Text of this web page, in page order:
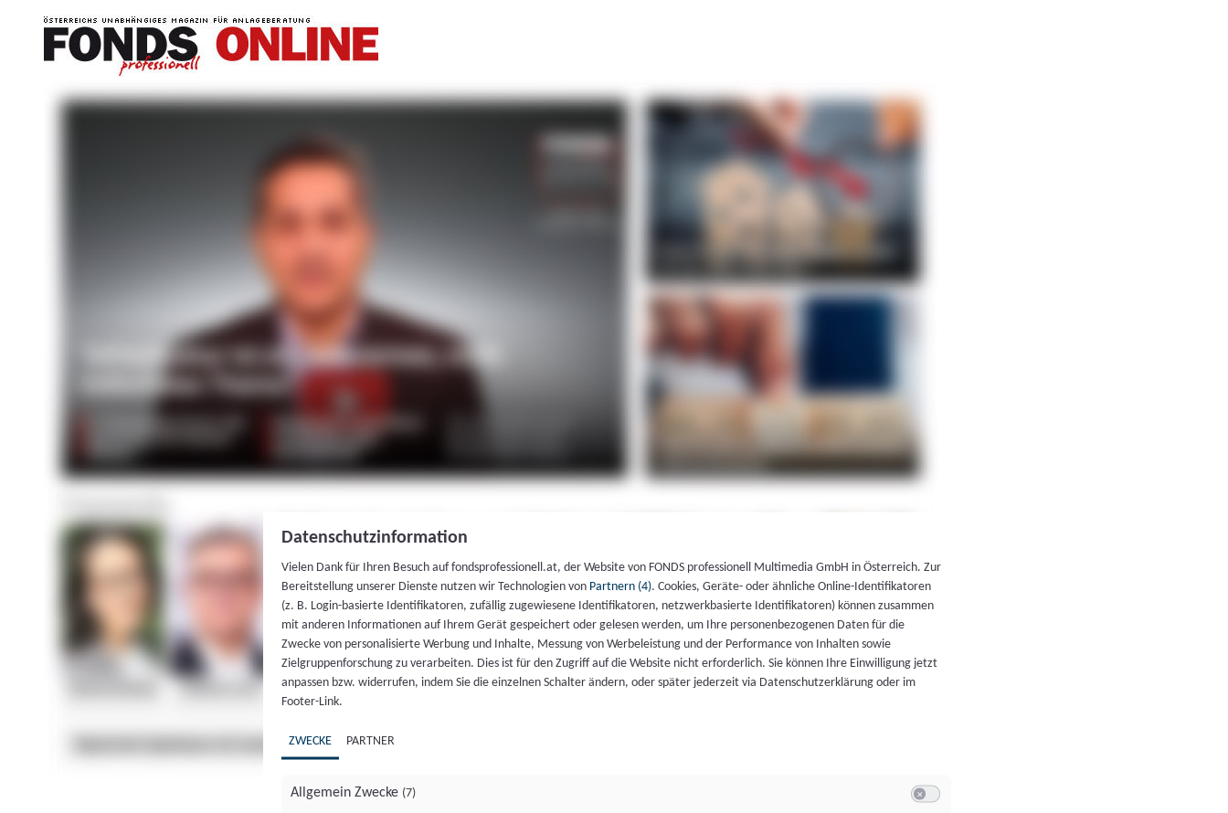
Datenschutzinformation
Vielen Dank für Ihren Besuch auf fondsprofessionell.at, der Website von FONDS professionell Multimedia GmbH in Österreich. Zur
Bereitstellung unserer Dienste nutzen wir Technologien von Partnern (4). Cookies, Geräte- oder ähnliche Online-Identifikatoren
(z. B. Login-basierte Identifikatoren, zufällig zugewiesene Identifikatoren, netzwerkbasierte Identifikatoren) können zusammen
mit anderen Informationen auf Ihrem Gerät gespeichert oder gelesen werden, um Ihre personenbezogenen Daten für die
Zwecke von personalisierte Werbung und Inhalte, Messung von Werbeleistung und der Performance von Inhalten sowie
Zielgruppenforschung zu verarbeiten. Dies ist für den Zugriff auf die Website nicht erforderlich. Sie können Ihre Einwilligung jetzt
anpassen bzw. widerrufen, indem Sie die einzelnen Schalter ändern, oder später jederzeit via Datenschutzerklärung oder im
Footer-Link.
ZWECKE PARTNER
Allgemein Zwecke (7)